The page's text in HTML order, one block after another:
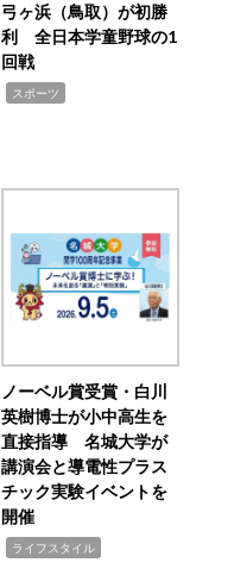
弓ヶ浜（鳥取）が初勝
利 全日本学童野球の1
回戦
スポーツ
ノーベル賞受賞・白川
英樹博士が小中高生を
直接指導 名城大学が
講演会と導電性プラス
チック実験イベントを
開催
ライフスタイル